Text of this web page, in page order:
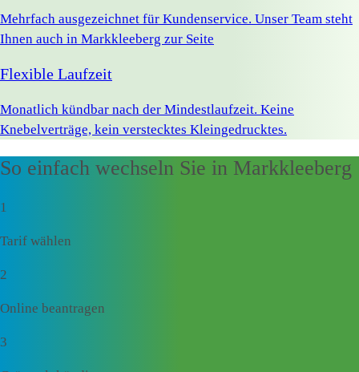
Mehrfach ausgezeichnet für Kundenservice. Unser Team steht
Ihnen auch in Markkleeberg zur Seite
Flexible Laufzeit
Monatlich kündbar nach der Mindestlaufzeit. Keine
Knebelverträge, kein verstecktes Kleingedrucktes.
So einfach wechseln Sie in Markkleeberg
1
Tarif wählen
2
Online beantragen
3